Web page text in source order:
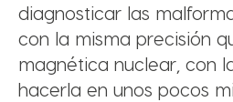
diagnosticar las
con la misma precisión
magnética nuclear, con
hacerla en unos pocos